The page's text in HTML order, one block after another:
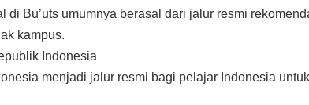
di Bu’uts umumnya berasal dari jalur resmi
kampus.
Indonesia
menjadi jalur resmi bagi pelajar Indonesia